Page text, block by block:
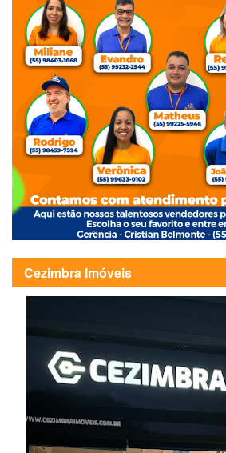
Cezimbra Imóveis